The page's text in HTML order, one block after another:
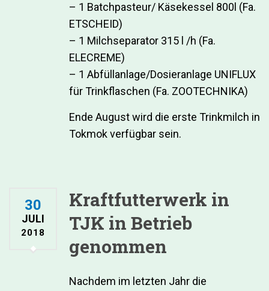
– 1 Batchpasteur/ Käsekessel 800l (Fa.
ETSCHEID)
– 1 Milchseparator 315 l /h (Fa.
ELECREME)
– 1 Abfüllanlage/Dosieranlage UNIFLUX
für Trinkflaschen (Fa. ZOOTECHNIKA)
Ende August wird die erste Trinkmilch in
Tokmok verfügbar sein.
30
JULI
2018
Kraftfutterwerk in
TJK in Betrieb
genommen
Nachdem im letzten Jahr die